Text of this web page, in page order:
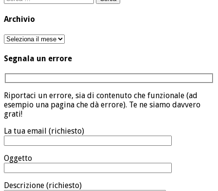
Archivio
Archivio
Segnala un errore
Riportaci un errore, sia di contenuto che funzionale (ad
esempio una pagina che dà errore). Te ne siamo davvero
grati!
La tua email (richiesto)
Oggetto
Descrizione (richiesto)